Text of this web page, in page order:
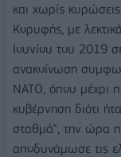
και χωρίς
Κορυφής, με
Ιουνίου του 2019
ανακοίνωση
ΝΑΤΟ, όπου μέχρι
κυβέρνηση διότι
σταθμά", την ώρα
αποδυνάμωσε τις